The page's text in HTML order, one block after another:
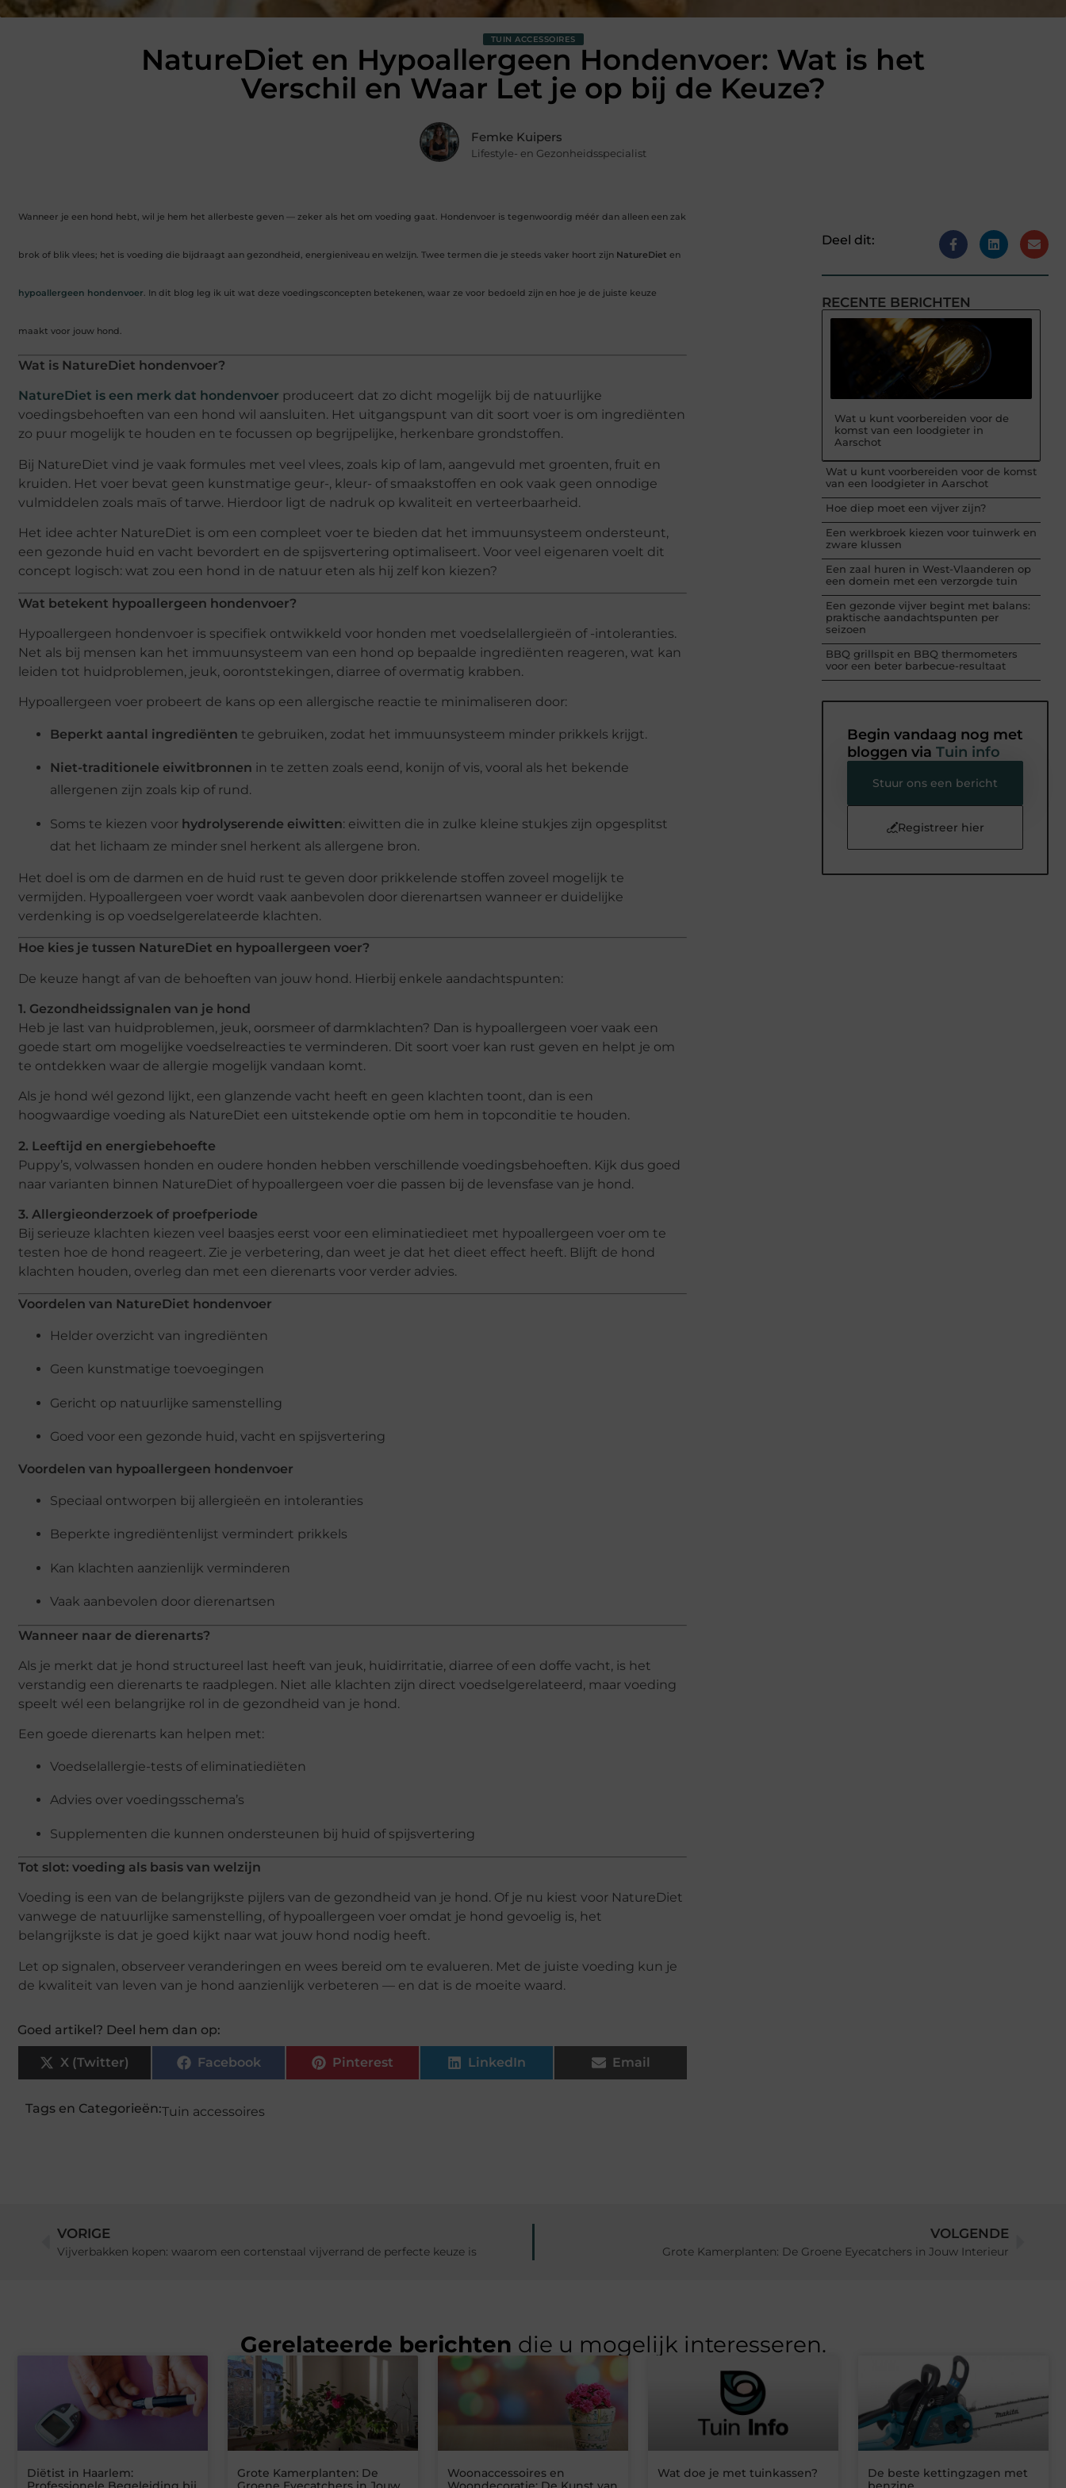
TUIN ACCESSOIRES
NatureDiet en Hypoallergeen Hondenvoer: Wat is het
Verschil en Waar Let je op bij de Keuze?
Femke Kuipers
Lifestyle- en Gezonheidsspecialist
Wanneer je een hond hebt, wil je hem het allerbeste geven — zeker als het om voeding gaat. Hondenvoer is tegenwoordig méér dan alleen een zak
brok of blik vlees; het is voeding die bijdraagt aan gezondheid, energieniveau en welzijn. Twee termen die je steeds vaker hoort zijn NatureDiet en
hypoallergeen hondenvoer. In dit blog leg ik uit wat deze voedingsconcepten betekenen, waar ze voor bedoeld zijn en hoe je de juiste keuze
maakt voor jouw hond.
Wat is NatureDiet hondenvoer?
NatureDiet is een merk dat hondenvoer produceert dat zo dicht mogelijk bij de natuurlijke
voedingsbehoeften van een hond wil aansluiten. Het uitgangspunt van dit soort voer is om ingrediënten
zo puur mogelijk te houden en te focussen op begrijpelijke, herkenbare grondstoffen.
Bij NatureDiet vind je vaak formules met veel vlees, zoals kip of lam, aangevuld met groenten, fruit en
kruiden. Het voer bevat geen kunstmatige geur-, kleur- of smaakstoffen en ook vaak geen onnodige
vulmiddelen zoals maïs of tarwe. Hierdoor ligt de nadruk op kwaliteit en verteerbaarheid.
Het idee achter NatureDiet is om een compleet voer te bieden dat het immuunsysteem ondersteunt,
een gezonde huid en vacht bevordert en de spijsvertering optimaliseert. Voor veel eigenaren voelt dit
concept logisch: wat zou een hond in de natuur eten als hij zelf kon kiezen?
Wat betekent hypoallergeen hondenvoer?
Hypoallergeen hondenvoer is specifiek ontwikkeld voor honden met voedselallergieën of -intoleranties.
Net als bij mensen kan het immuunsysteem van een hond op bepaalde ingrediënten reageren, wat kan
leiden tot huidproblemen, jeuk, oorontstekingen, diarree of overmatig krabben.
Hypoallergeen voer probeert de kans op een allergische reactie te minimaliseren door:
Beperkt aantal ingrediënten te gebruiken, zodat het immuunsysteem minder prikkels krijgt.
Niet-traditionele eiwitbronnen in te zetten zoals eend, konijn of vis, vooral als het bekende
allergenen zijn zoals kip of rund.
Soms te kiezen voor hydrolyserende eiwitten: eiwitten die in zulke kleine stukjes zijn opgesplitst
dat het lichaam ze minder snel herkent als allergene bron.
Het doel is om de darmen en de huid rust te geven door prikkelende stoffen zoveel mogelijk te
vermijden. Hypoallergeen voer wordt vaak aanbevolen door dierenartsen wanneer er duidelijke
verdenking is op voedselgerelateerde klachten.
Hoe kies je tussen NatureDiet en hypoallergeen voer?
De keuze hangt af van de behoeften van jouw hond. Hierbij enkele aandachtspunten:
1. Gezondheidssignalen van je hond
Heb je last van huidproblemen, jeuk, oorsmeer of darmklachten? Dan is hypoallergeen voer vaak een
goede start om mogelijke voedselreacties te verminderen. Dit soort voer kan rust geven en helpt je om
te ontdekken waar de allergie mogelijk vandaan komt.
Als je hond wél gezond lijkt, een glanzende vacht heeft en geen klachten toont, dan is een
hoogwaardige voeding als NatureDiet een uitstekende optie om hem in topconditie te houden.
2. Leeftijd en energiebehoefte
Puppy’s, volwassen honden en oudere honden hebben verschillende voedingsbehoeften. Kijk dus goed
naar varianten binnen NatureDiet of hypoallergeen voer die passen bij de levensfase van je hond.
3. Allergieonderzoek of proefperiode
Bij serieuze klachten kiezen veel baasjes eerst voor een eliminatiedieet met hypoallergeen voer om te
testen hoe de hond reageert. Zie je verbetering, dan weet je dat het dieet effect heeft. Blijft de hond
klachten houden, overleg dan met een dierenarts voor verder advies.
Voordelen van NatureDiet hondenvoer
Helder overzicht van ingrediënten
Geen kunstmatige toevoegingen
Gericht op natuurlijke samenstelling
Goed voor een gezonde huid, vacht en spijsvertering
Voordelen van hypoallergeen hondenvoer
Speciaal ontworpen bij allergieën en intoleranties
Beperkte ingrediëntenlijst vermindert prikkels
Kan klachten aanzienlijk verminderen
Vaak aanbevolen door dierenartsen
Wanneer naar de dierenarts?
Als je merkt dat je hond structureel last heeft van jeuk, huidirritatie, diarree of een doffe vacht, is het
verstandig een dierenarts te raadplegen. Niet alle klachten zijn direct voedselgerelateerd, maar voeding
speelt wél een belangrijke rol in de gezondheid van je hond.
Een goede dierenarts kan helpen met:
Voedselallergie-tests of eliminatiediëten
Advies over voedingsschema’s
Supplementen die kunnen ondersteunen bij huid of spijsvertering
Tot slot: voeding als basis van welzijn
Voeding is een van de belangrijkste pijlers van de gezondheid van je hond. Of je nu kiest voor NatureDiet
vanwege de natuurlijke samenstelling, of hypoallergeen voer omdat je hond gevoelig is, het
belangrijkste is dat je goed kijkt naar wat jouw hond nodig heeft.
Let op signalen, observeer veranderingen en wees bereid om te evalueren. Met de juiste voeding kun je
de kwaliteit van leven van je hond aanzienlijk verbeteren — en dat is de moeite waard.
Goed artikel? Deel hem dan op:
X (Twitter) Facebook Pinterest LinkedIn Email
Tags en Categorieën:Tuin accessoires
Deel dit:
RECENTE BERICHTEN
Wat u kunt voorbereiden voor de
komst van een loodgieter in
Aarschot
Wat u kunt voorbereiden voor de komst
van een loodgieter in Aarschot
Hoe diep moet een vijver zijn?
Een werkbroek kiezen voor tuinwerk en
zware klussen
Een zaal huren in West-Vlaanderen op
een domein met een verzorgde tuin
Een gezonde vijver begint met balans:
praktische aandachtspunten per
seizoen
BBQ grillspit en BBQ thermometers
voor een beter barbecue-resultaat
Begin vandaag nog met
bloggen via Tuin info
Stuur ons een bericht
Registreer hier
VORIGE
Vijverbakken kopen: waarom een cortenstaal vijverrand de perfecte keuze is
VOLGENDE
Grote Kamerplanten: De Groene Eyecatchers in Jouw Interieur
Gerelateerde berichten die u mogelijk interesseren.
Diëtist in Haarlem:
Grote Kamerplanten: De
Woonaccessoires en
Wat doe je met tuinkassen?
De beste kettingzagen met